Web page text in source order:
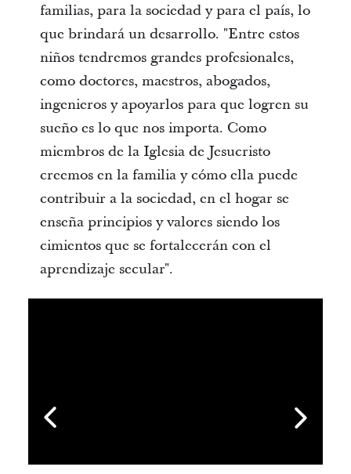
familias, para la sociedad y para el país, lo
que brindará un desarrollo. "Entre estos
niños tendremos grandes profesionales,
como doctores, maestros, abogados,
ingenieros y apoyarlos para que logren su
sueño es lo que nos importa. Como
miembros de la Iglesia de Jesucristo
creemos en la familia y cómo ella puede
contribuir a la sociedad, en el hogar se
enseña principios y valores siendo los
cimientos que se fortalecerán con el
aprendizaje secular".